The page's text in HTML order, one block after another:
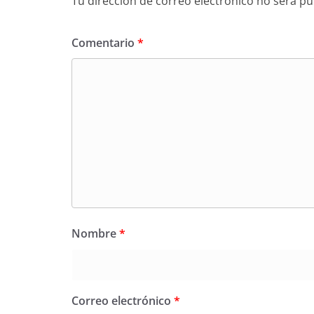
Comentario *
Nombre*
Correo electrónico *